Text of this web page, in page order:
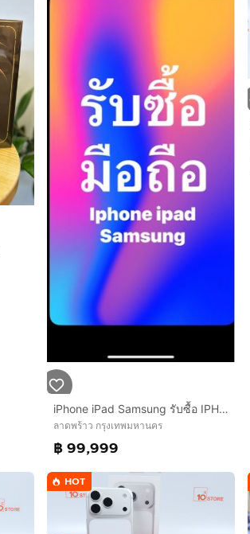
iPhone iPad Samsung รับซื้อ IPHONE 17 PROMAX 16 15,14,13 PROMAX PRO IPAD ทุกรุ่น รับซื้อ SAMSUNG ทุกรุ่น รับซื้อถึงที่ได้เลยครับ ราคาสูงสุด
ลาดพร้าว กรุงเทพมหานคร
฿ 99,999
HOT